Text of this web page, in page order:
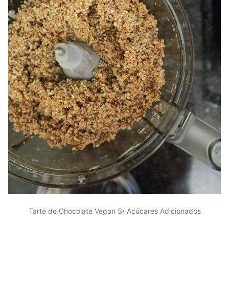
Tarte de Chocolate Vegan S/ Açúcares Adicionados